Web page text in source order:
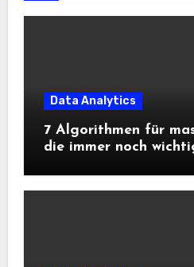
Data Analytics
7 Algorithmen für
die immer noch